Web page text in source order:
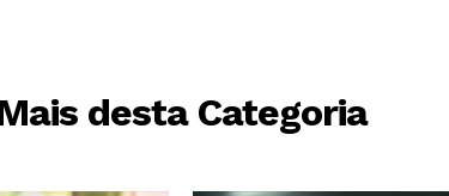
desta Categoria